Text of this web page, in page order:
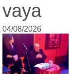
vaya
04/08/2026